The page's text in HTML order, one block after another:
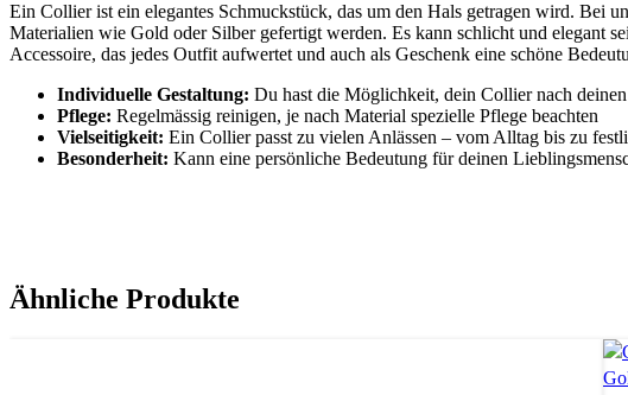
Ein Collier ist ein elegantes Schmuckstück, das um den Hals getragen wird. Bei
Materialien wie Gold oder Silber gefertigt werden. Es kann schlicht und elegant
Accessoire, das jedes Outfit aufwertet und auch als Geschenk eine schöne
Individuelle Gestaltung: Du hast die Möglichkeit, dein Collier nach
Pflege: Regelmässig reinigen, je nach Material spezielle Pflege beachten
Vielseitigkeit: Ein Collier passt zu vielen Anlässen – vom Alltag bis zu
Besonderheit: Kann eine persönliche Bedeutung für deinen
Ähnliche Produkte